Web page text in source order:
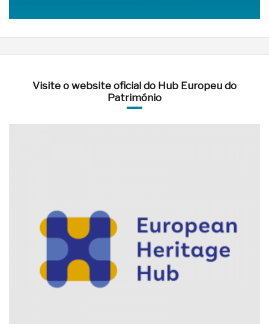
Visite o website oficial do Hub Europeu do
Património